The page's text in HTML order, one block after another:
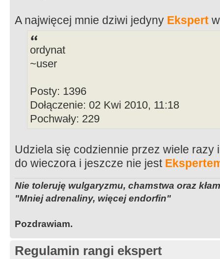
A najwięcej mnie dziwi jedyny Ekspert
ordynat
~user
Posty: 1396
Dołączenie: 02 Kwi 2010, 11:18
Pochwały: 229
Udziela się codziennie przez wiele razy
do wieczora i jeszcze nie jest
Nie toleruję wulgaryzmu, chamstwa oraz
"Mniej adrenaliny, więcej endorfin"
Pozdrawiam.
Regulamin rangi ekspert